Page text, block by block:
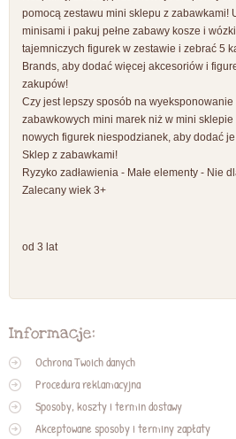
pomocą zestawu mini sklepu z zabawkami!
minisami i pakuj pełne zabawy kosze i
tajemniczych figurek w zestawie i zebrać 5
Brands, aby dodać więcej akcesoriów i
zakupów!
Czy jest lepszy sposób na
zabawkowych mini marek niż w mini
nowych figurek niespodzianek, aby dodać
Sklep z zabawkami!
Ryzyko zadławienia - Małe elementy - Nie
Zalecany wiek 3+
od 3 lat
Informacje:
Ochrona Twoich danych
Procedura reklamacyjna
Sposoby, koszty i termin dostawy
Akceptowane sposoby i terminy zapłaty